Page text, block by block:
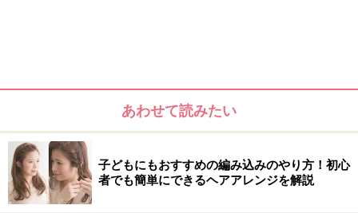
あわせて読みたい
子どもにもおすすめの編み込みのやり方！初心
者でも簡単にできるヘアアレンジを解説